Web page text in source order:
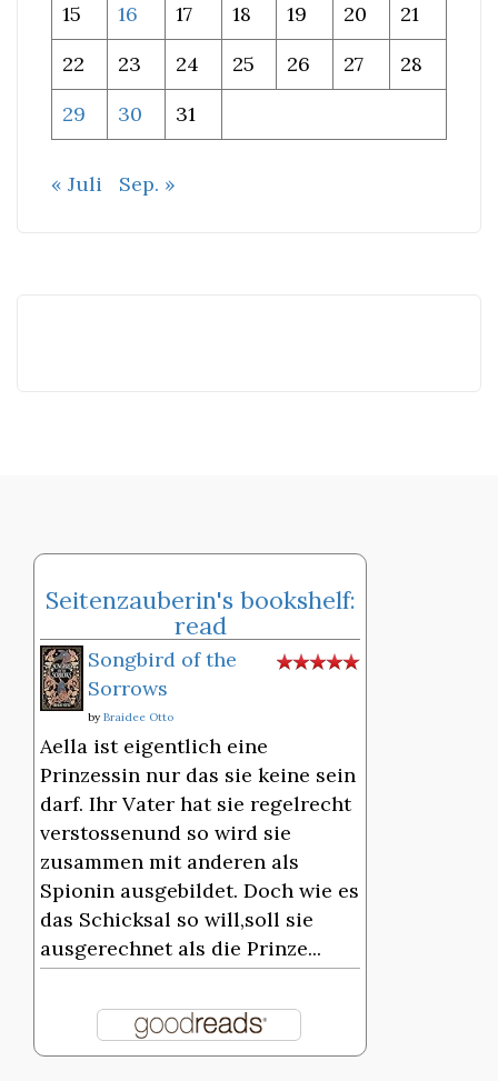
15
16 17 18 19 20
21
22
23 24 25 26 27
28
29
30 31
« Juli Sep. »
Seitenzauberin's bookshelf:
read
Songbird of the
Sorrows
by Braidee Otto
Aella ist eigentlich eine
Prinzessin nur das sie keine sein
darf. Ihr Vater hat sie regelrecht
verstossenund so wird sie
zusammen mit anderen als
Spionin ausgebildet. Doch wie es
das Schicksal so will,soll sie
ausgerechnet als die Prinze...